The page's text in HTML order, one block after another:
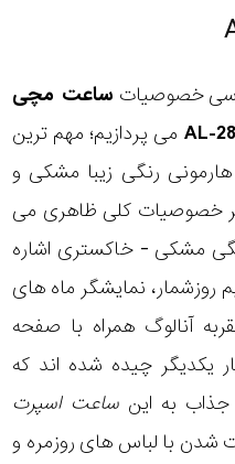
خصوصیات ساعت مچی
می پردازیم؛ مهم ترین
رنگی زیبا مشکی و
خصوصیات کلی ظاهری می
مشکی - خاکستری اشاره
روزشمار، نمایشگر ماه های
آنالوگ همراه با صفحه
یکدیگر چیده شده اند که
به این ساعت اسپرت
با لباس های روزمره و